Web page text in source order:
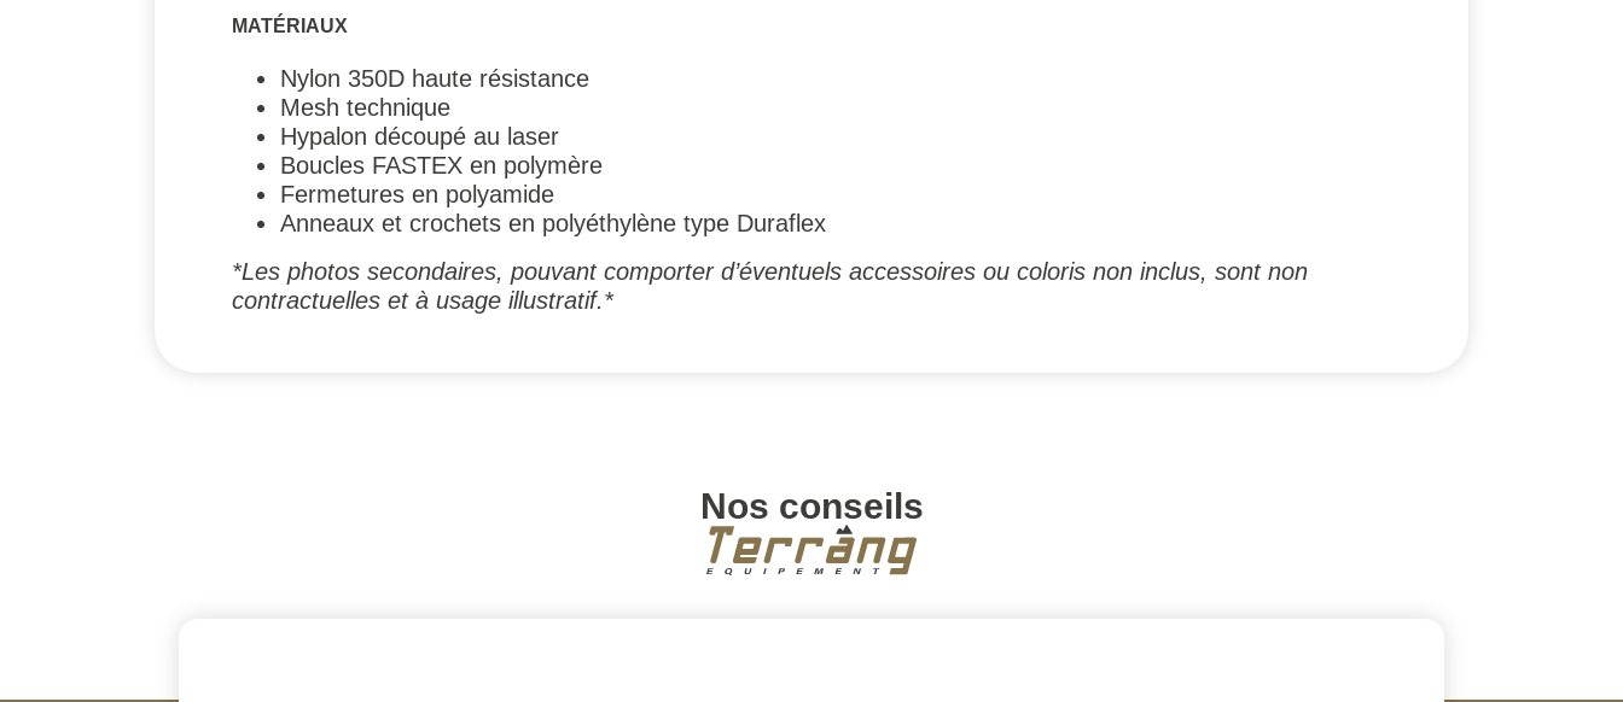
MATÉRIAUX
Nylon 350D haute résistance
Mesh technique
Hypalon découpé au laser
Boucles FASTEX en polymère
Fermetures en polyamide
Anneaux et crochets en polyéthylène type Duraflex
*Les photos secondaires, pouvant comporter d’éventuels accessoires ou coloris non inclus, sont non
contractuelles et à usage illustratif.*
Nos conseils